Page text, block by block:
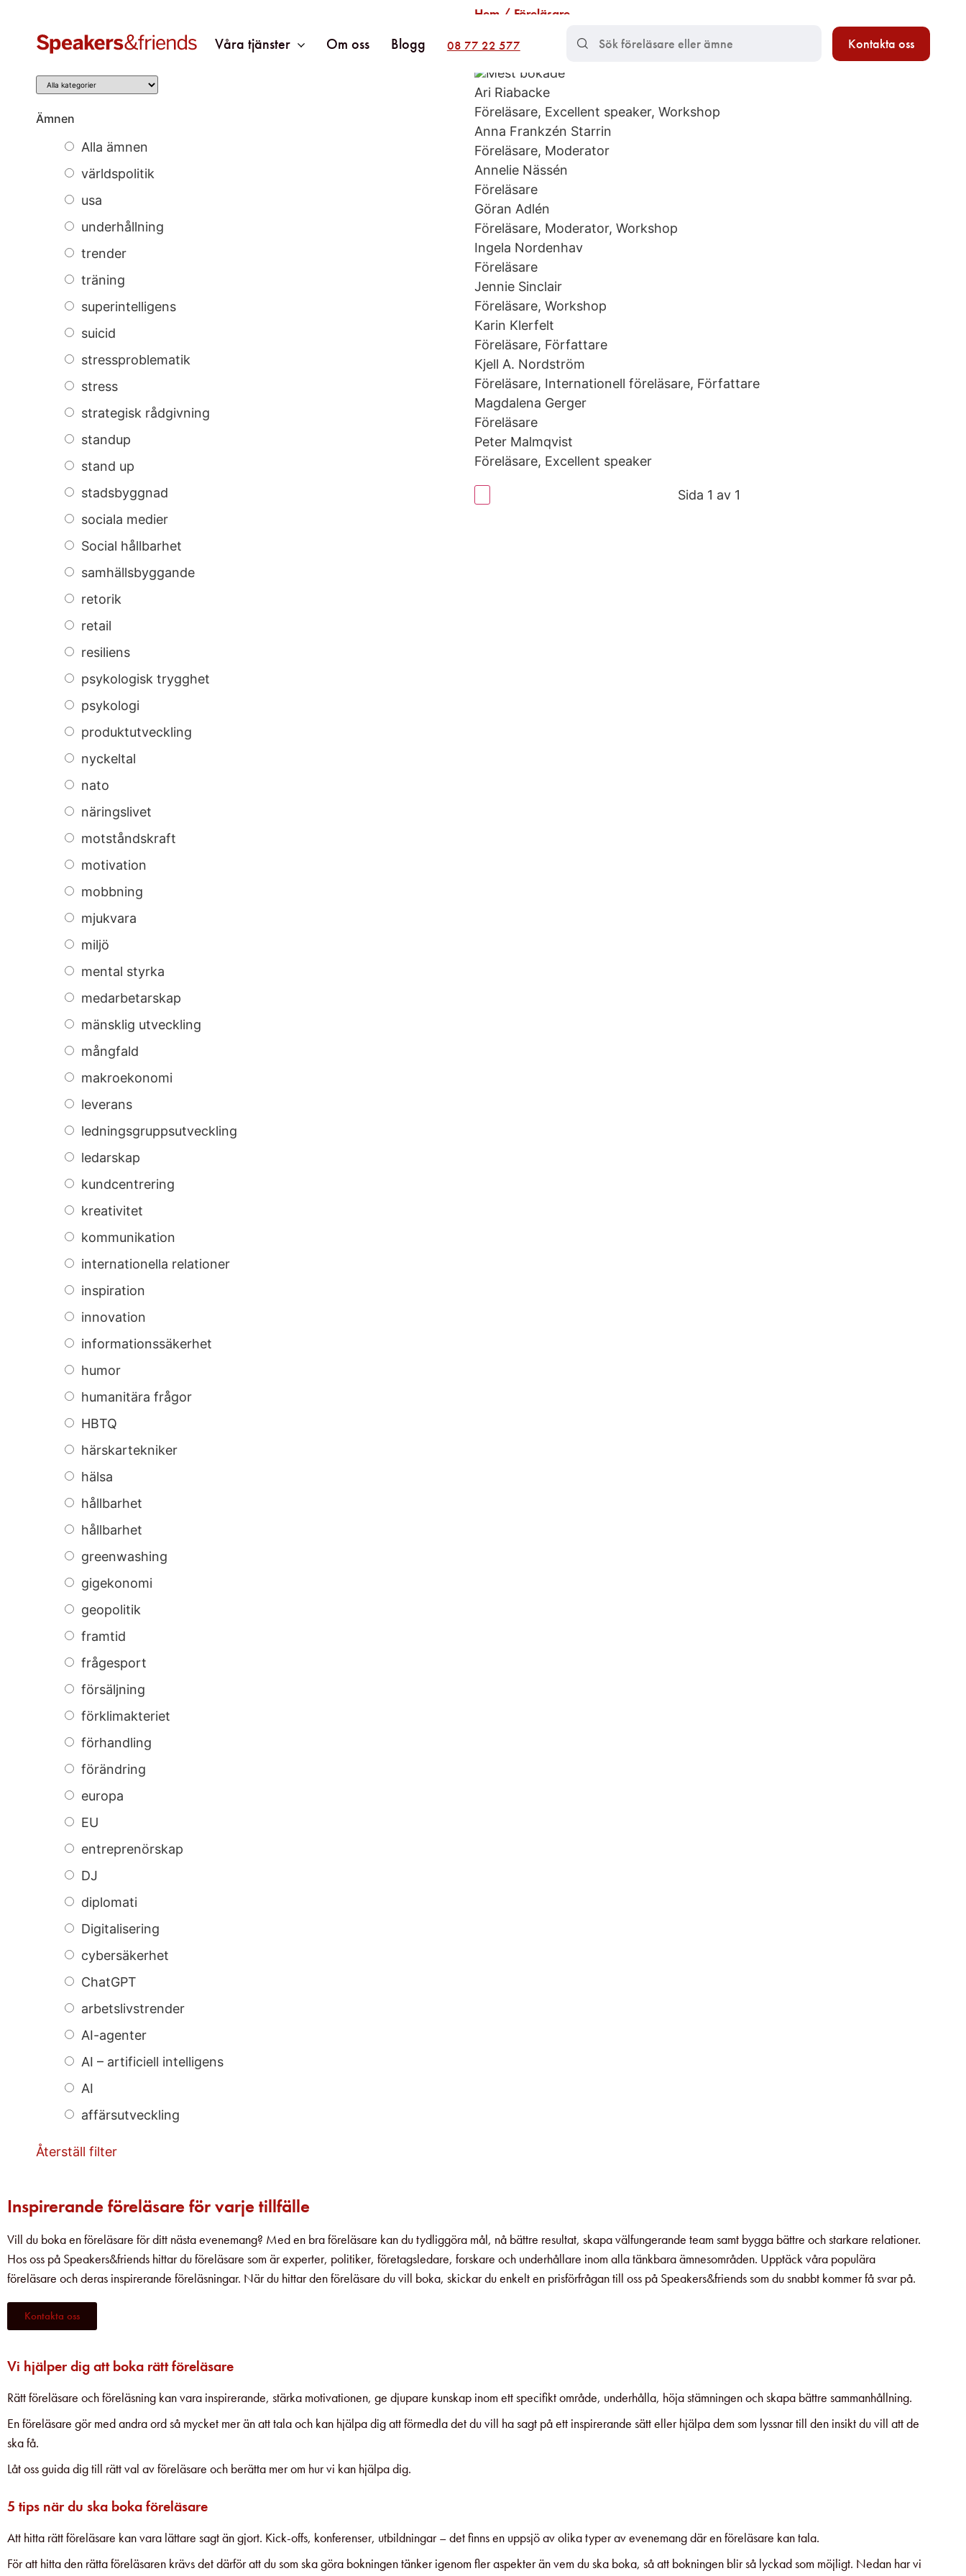
Våra tjänster Om oss Blogg 08 77 22 577 Kontakta oss
Ämnen
Alla ämnen
världspolitik
usa
underhållning
trender
träning
superintelligens
suicid
stressproblematik
stress
strategisk rådgivning
standup
stand up
stadsbyggnad
sociala medier
Social hållbarhet
samhällsbyggande
retorik
retail
resiliens
psykologisk trygghet
psykologi
produktutveckling
nyckeltal
nato
näringslivet
motståndskraft
motivation
mobbning
mjukvara
miljö
mental styrka
medarbetarskap
mänsklig utveckling
mångfald
makroekonomi
leverans
ledningsgruppsutveckling
ledarskap
kundcentrering
kreativitet
kommunikation
internationella relationer
inspiration
innovation
informationssäkerhet
humor
humanitära frågor
HBTQ
härskartekniker
hälsa
hållbarhet
hållbarhet
greenwashing
gigekonomi
geopolitik
framtid
frågesport
försäljning
förklimakteriet
förhandling
förändring
europa
EU
entreprenörskap
DJ
diplomati
Digitalisering
cybersäkerhet
ChatGPT
arbetslivstrender
AI-agenter
AI – artificiell intelligens
AI
affärsutveckling
Återställ filter
Hem / Föreläsare
Föreläsare​
Hitta det du letar efter​
Mest bokade
Ari Riabacke
Föreläsare, Excellent speaker, Workshop
Anna Frankzén Starrin
Föreläsare, Moderator
Annelie Nässén
Föreläsare
Göran Adlén
Föreläsare, Moderator, Workshop
Ingela Nordenhav
Föreläsare
Jennie Sinclair
Föreläsare, Workshop
Karin Klerfelt
Föreläsare, Författare
Kjell A. Nordström
Föreläsare, Internationell föreläsare, Författare
Magdalena Gerger
Föreläsare
Peter Malmqvist
Föreläsare, Excellent speaker
Sida 1 av 1
Inspirerande föreläsare för varje tillfälle
Vill du boka en föreläsare för ditt nästa evenemang? Med en bra föreläsare kan du tydliggöra mål, nå bättre resultat, skapa välfungerande team samt bygga bättre och starkare relationer.
Hos oss på Speakers&friends hittar du föreläsare som är experter, politiker, företagsledare, forskare och underhållare inom alla tänkbara ämnesområden. Upptäck våra populära
föreläsare och deras inspirerande föreläsningar. När du hittar den föreläsare du vill boka, skickar du enkelt en prisförfrågan till oss på Speakers&friends som du snabbt kommer få svar på.
Kontakta oss
Vi hjälper dig att boka rätt föreläsare
Rätt föreläsare och föreläsning kan vara inspirerande, stärka motivationen, ge djupare kunskap inom ett specifikt område, underhålla, höja stämningen och skapa bättre sammanhållning.
En föreläsare gör med andra ord så mycket mer än att tala och kan hjälpa dig att förmedla det du vill ha sagt på ett inspirerande sätt eller hjälpa dem som lyssnar till den insikt du vill att de
ska få.
Låt oss guida dig till rätt val av föreläsare och berätta mer om hur vi kan hjälpa dig.
5 tips när du ska boka föreläsare
Att hitta rätt föreläsare kan vara lättare sagt än gjort. Kick-offs, konferenser, utbildningar – det finns en uppsjö av olika typer av evenemang där en föreläsare kan tala.
För att hitta den rätta föreläsaren krävs det därför att du som ska göra bokningen tänker igenom fler aspekter än vem du ska boka, så att bokningen blir så lyckad som möjligt. Nedan har vi